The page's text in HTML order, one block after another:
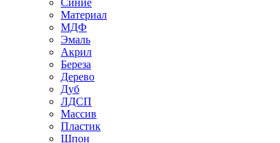
Материал
МДФ
Эмаль
Акрил
Береза
Дерево
Дуб
ЛДСП
Массив
Пластик
Шпон